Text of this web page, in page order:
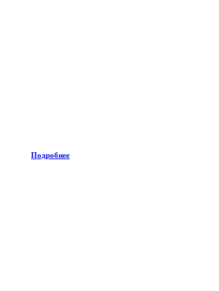
Подробнее